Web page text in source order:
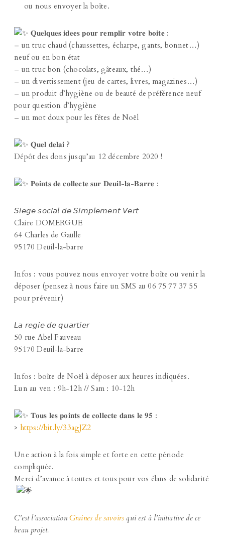
ou nous envoyer la boîte.
𝐐𝐮𝐞𝐥𝐪𝐮𝐞𝐬 𝐢𝐝𝐞𝐞𝐬 𝐩𝐨𝐮𝐫 𝐫𝐞𝐦𝐩𝐥𝐢𝐫 𝐯𝐨𝐭𝐫𝐞 𝐛𝐨𝐢𝐭𝐞 :
– un truc chaud (chaussettes, écharpe, gants, bonnet…)
neuf ou en bon état
– un truc bon (chocolats, gâteaux, thé…)
– un divertissement (jeu de cartes, livres, magazines…)
– un produit d’hygiène ou de beauté de préférence neuf
pour question d’hygiène
– un mot doux pour les fêtes de Noël
𝐐𝐮𝐞𝐥 𝐝𝐞𝐥𝐚𝐢 ?
Dépôt des dons jusqu’au 12 décembre 2020 !
𝐏𝐨𝐢𝐧𝐭𝐬 𝐝𝐞 𝐜𝐨𝐥𝐥𝐞𝐜𝐭𝐞 𝐬𝐮𝐫 𝐃𝐞𝐮𝐢𝐥-𝐥𝐚-𝐁𝐚𝐫𝐫𝐞 :
𝘚𝘪𝘦𝘨𝘦 𝘴𝘰𝘤𝘪𝘢𝘭 𝘥𝘦 𝘚𝘪𝘮𝘱𝘭𝘦𝘮𝘦𝘯𝘵 𝘝𝘦𝘳𝘵
Claire DOMERGUE
64 Charles de Gaulle
95170 Deuil-la-barre
Infos : vous pouvez nous envoyer votre boîte ou venir la
déposer (pensez à nous faire un SMS au 06 75 77 37 55
pour prévenir)
𝘓𝘢 𝘳𝘦𝘨𝘪𝘦 𝘥𝘦 𝘲𝘶𝘢𝘳𝘵𝘪𝘦𝘳
50 rue Abel Fauveau
95170 Deuil-la-barre
Infos : boîte de Noël à déposer aux heures indiquées.
Lun au ven : 9h-12h // Sam : 10-12h
𝐓𝐨𝐮𝐬 𝐥𝐞𝐬 𝐩𝐨𝐢𝐧𝐭𝐬 𝐝𝐞 𝐜𝐨𝐥𝐥𝐞𝐜𝐭𝐞 𝐝𝐚𝐧𝐬 𝐥𝐞 𝟗𝟓 :
> https://bit.ly/33agJZ2
Une action à la fois simple et forte en cette période
compliquée.
Merci d’avance à toutes et tous pour vos élans de solidarité
C’est l’association Graines de savoirs qui est à l’initiative de ce
beau projet.